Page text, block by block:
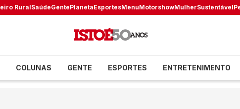
RuralSaúdeGentePlanetaEsportesMenuMotorshowMulherSustentável
COLUNAS GENTE ESPORTES ENTRETENIMENTO